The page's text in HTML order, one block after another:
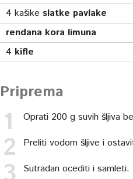
4 kašike slatke pavlake
rendana kora limuna
4 kifle
Priprema
Oprati 200 g suvih šljiva
Preliti vodom šljive i
Sutradan ocediti i samleti.